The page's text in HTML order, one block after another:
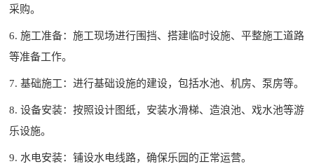
采购。
6. 施工准备：施工现场进行围挡、搭建临时设施、平整施工道路
等准备工作。
7. 基础施工：进行基础设施的建设，包括水池、机房、泵房等。
8. 设备安装：按照设计图纸，安装水滑梯、造浪池、戏水池等游
乐设施。
9. 水电安装：铺设水电线路，确保乐园的正常运营。